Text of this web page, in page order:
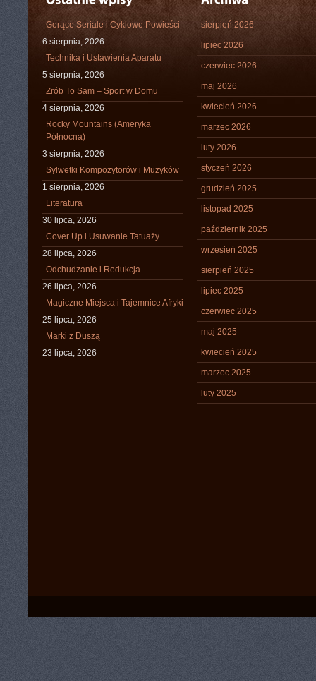
Gorące Seriale i Cyklowe Powieści
6 sierpnia, 2026
Technika i Ustawienia Aparatu
5 sierpnia, 2026
Zrób To Sam – Sport w Domu
4 sierpnia, 2026
Rocky Mountains (Ameryka
Północna)
3 sierpnia, 2026
Sylwetki Kompozytorów i Muzyków
1 sierpnia, 2026
Literatura
30 lipca, 2026
Cover Up i Usuwanie Tatuaży
28 lipca, 2026
Odchudzanie i Redukcja
26 lipca, 2026
Magiczne Miejsca i Tajemnice Afryki
25 lipca, 2026
Marki z Duszą
23 lipca, 2026
sierpień 2026
lipiec 2026
czerwiec 2026
maj 2026
kwiecień 2026
marzec 2026
luty 2026
styczeń 2026
grudzień 2025
listopad 2025
październik 2025
wrzesień 2025
sierpień 2025
lipiec 2025
czerwiec 2025
maj 2025
kwiecień 2025
marzec 2025
luty 2025